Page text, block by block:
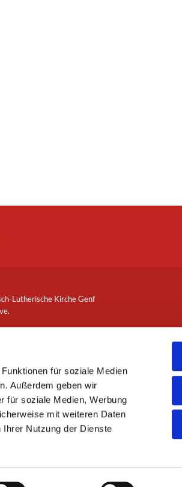
für soziale Medien
Außerdem geben wir
für soziale Medien, Werbung
mit weiteren Daten
Nutzung der Dienste
Lutherische Kirche Genf
87sekretariat@luther-genf.ch